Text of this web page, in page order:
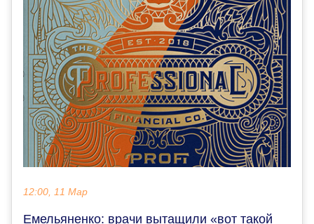
12:00, 11 Мар
Емельяненко: врачи вытащили «вот такой